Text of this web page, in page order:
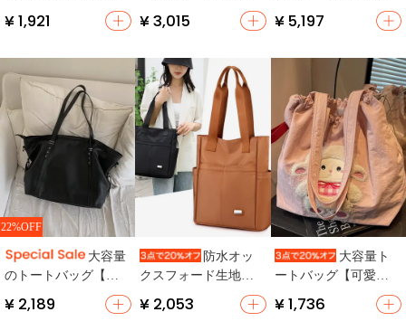
ィース新韓国版レイ
ジースタイルプリン
¥ 1,921
【小香風・ダイヤモ
ンドキルティング・
対応】（セットアッ
プ対応）
¥ 3,015
ン・通勤用・ボスト
¥ 5,197
22%OFF
大容量
のトートバッグ【ブ
ラック・通勤・ソフ
トレザー・ショルダ
¥ 2,189
防水オッ
クスフォード生地の
トートバッグ【大容
量・多ポケット・通
¥ 2,053
大容量ト
ートバッグ【可愛い
羊デザイン・キャン
バス・学生用・通
¥ 1,736